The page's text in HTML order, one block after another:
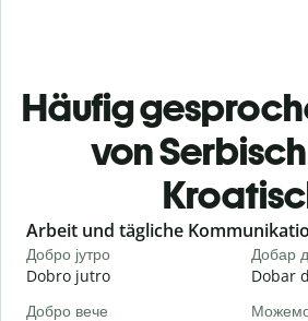
Häufig
von
Slide 1 of 6
Arbeit und tägliche
Добро јутро
Dobro jutro
Добар
Dobar
Добро вече
Можемо